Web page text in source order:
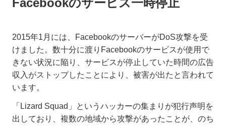
Facebookのサービス一時停止
2015年1月には、FacebookのサーバーがDoS攻撃を受
けました。数十分に渡りFacebookのサービスが使用で
きない状況に陥り、サービスが停止していた時間の広告
収入がストップしたことにより、被害が出たと言われて
います。
「Lizard Squad」というハッカーの集まりが犯行声明を
出しており、複数の地域から攻撃があったことが、のち